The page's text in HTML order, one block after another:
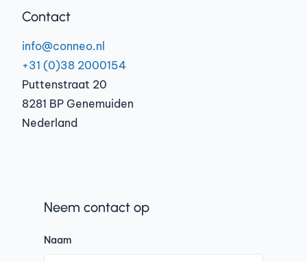
Contact
info@conneo.nl
+31 (0)38 2000154
Puttenstraat 20
8281 BP Genemuiden
Nederland
Neem contact op
Naam